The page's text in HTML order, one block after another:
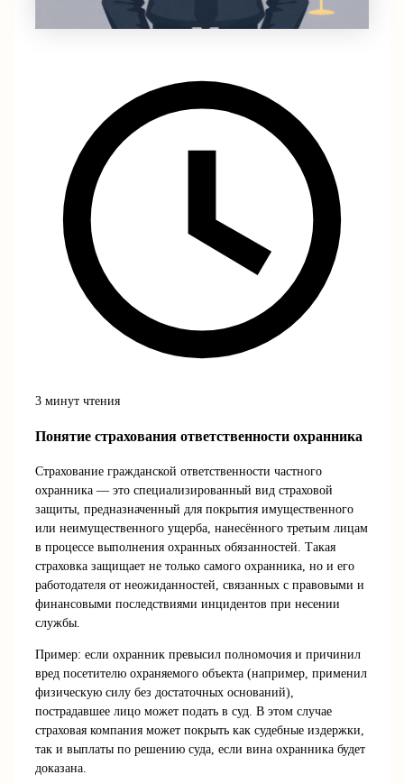
3 минут чтения
Понятие страхования ответственности охранника
Страхование гражданской ответственности частного
охранника — это специализированный вид страховой
защиты, предназначенный для покрытия имущественного
или неимущественного ущерба, нанесённого третьим лицам
в процессе выполнения охранных обязанностей. Такая
страховка защищает не только самого охранника, но и его
работодателя от неожиданностей, связанных с правовыми и
финансовыми последствиями инцидентов при несении
службы.
Пример: если охранник превысил полномочия и причинил
вред посетителю охраняемого объекта (например, применил
физическую силу без достаточных оснований),
пострадавшее лицо может подать в суд. В этом случае
страховая компания может покрыть как судебные издержки,
так и выплаты по решению суда, если вина охранника будет
доказана.